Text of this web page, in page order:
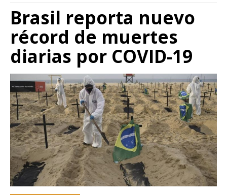
Brasil reporta nuevo
récord de muertes
diarias por COVID-19